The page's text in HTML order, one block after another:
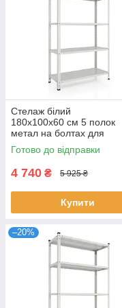
Стелаж білий
180х100х60 см 5 полок
метал на болтах для
передпокою | Стелаж для
взуття
Готово до відправки
4 740 ₴ 5 925 ₴
Купити
–20%